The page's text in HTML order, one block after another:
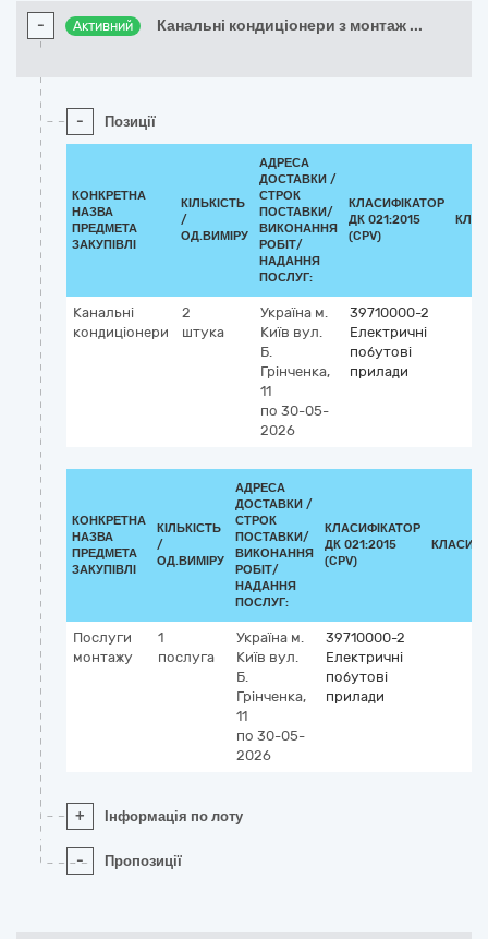
- Активний Канальні кондиціонери з монтаж ...
- Позиції
КОНКРЕТНА
НАЗВА
ПРЕДМЕТА
ЗАКУПІВЛІ
КІЛЬКІСТЬ
/
ОД.ВИМІРУ
АДРЕСА
ДОСТАВКИ /
СТРОК
ПОСТАВКИ/
ВИКОНАННЯ
РОБІТ/
НАДАННЯ
ПОСЛУГ:
КЛАСИФІКАТОР
ДК 021:2015
(CPV)
Канальні
кондиціонери
2
штука
Україна м.
Київ вул.
Б.
Грінченка,
11
по 30-05-
2026
39710000-2
Електричні
побутові
прилади
КОНКРЕТНА
НАЗВА
ПРЕДМЕТА
ЗАКУПІВЛІ
КІЛЬКІСТЬ
/
ОД.ВИМІРУ
АДРЕСА
ДОСТАВКИ /
СТРОК
ПОСТАВКИ/
ВИКОНАННЯ
РОБІТ/
НАДАННЯ
ПОСЛУГ:
КЛАСИФІКАТОР
ДК 021:2015
(CPV)
Послуги
монтажу
1
послуга
Україна м.
Київ вул.
Б.
Грінченка,
11
по 30-05-
2026
39710000-2
Електричні
побутові
прилади
+ Інформація по лоту
- Пропозиції